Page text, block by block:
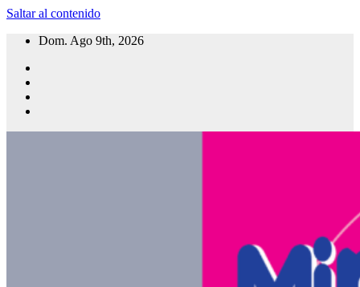
Saltar al contenido
Dom. Ago 9th, 2026